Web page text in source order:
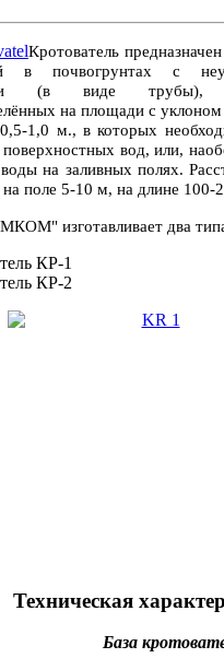
Кротователь
в почвогрунтах с
(в виде трубы),
на площади с
1,0 м., в которых
вод, или,
на заливных полях.
поле 5-10 м, на длине 100-
изготавливает два типа
КР-1
КР-2
Техническая
База